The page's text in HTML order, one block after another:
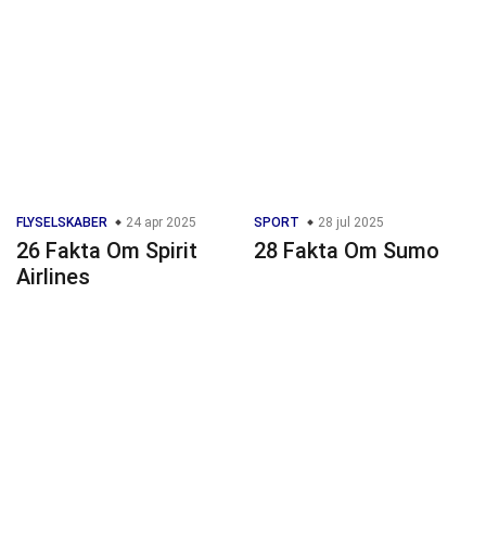
FLYSELSKABER 24 apr 2025
26 Fakta Om Spirit
Airlines
SPORT 28 jul 2025
28 Fakta Om Sumo